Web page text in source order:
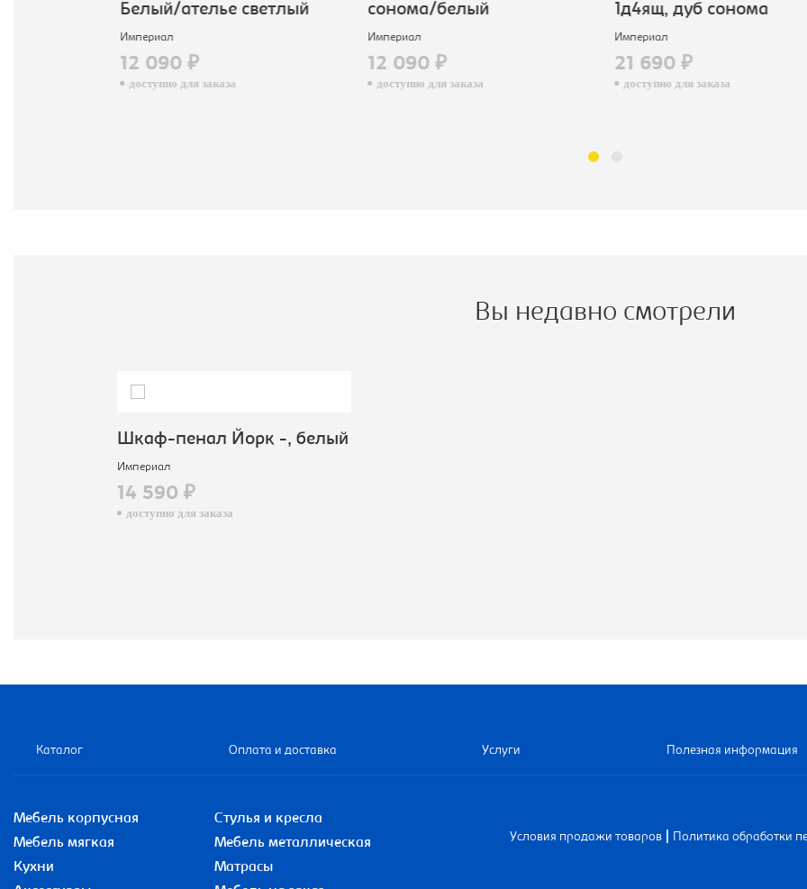
Белый/ателье светлый
Империал
12 090 ₽
доступно для заказа
сонома/белый
Империал
12 090 ₽
доступно для заказа
1д4ящ, дуб сонома
Империал
21 690 ₽
доступно для заказа
Вы недавно смотрели
Шкаф-пенал Йорк -, белый
Империал
14 590 ₽
доступно для заказа
Каталог Оплата и доставка Услуги Полезная информация
Мебель корпусная
Стулья и кресла
Мебель мягкая
Мебель металлическая
Кухни
Матрасы
Условия продажи товаров Политика обработки